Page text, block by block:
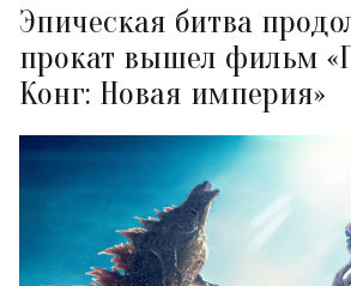
Эпическая битва
прокат вышел фильм
Конг: Новая империя»